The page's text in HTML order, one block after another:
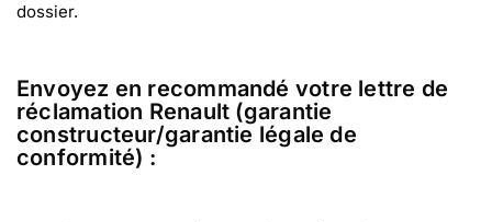
dossier.
Envoyez en recommandé votre lettre de
réclamation Renault (garantie
constructeur/garantie légale de
conformité) :